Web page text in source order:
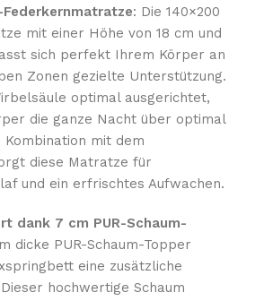
: Die 140×200
mit einer Höhe von 18 cm und
sich perfekt Ihrem Körper an
Zonen gezielte Unterstützung.
optimal ausgerichtet,
die ganze Nacht über optimal
mit dem
diese Matratze für
und ein erfrischtes Aufwachen.
dank 7 cm PUR-Schaum-
dicke PUR-Schaum-Topper
eine zusätzliche
hochwertige Schaum